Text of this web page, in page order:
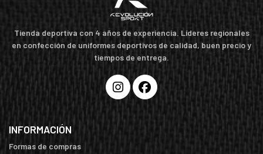
Tienda deportiva con 4 años de experiencia. Líderes regionales
en confección de uniformes deportivos de calidad, buen precio y
tiempos de entrega.
INFORMACIÓN
Formas de compras